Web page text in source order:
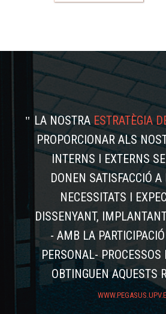
LA NOSTRAESTRATÈGIA
PROPORCIONAR ALS
INTERNS I EXTERNS
DONEN SATISFACCIÓ A
NECESSITATS I
DISSENYANT,
- AMB LA
PERSONAL- PROCESSOS
OBTINGUEN AQUESTS